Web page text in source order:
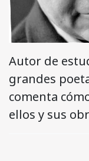
Autor de
grandes
comenta
ellos y sus